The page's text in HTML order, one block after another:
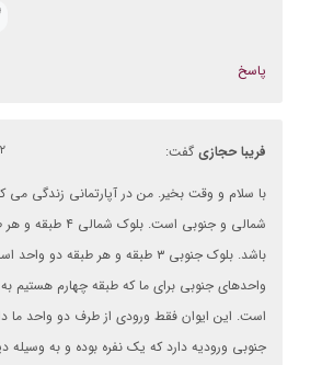
پاسخ
فریبا حجازی گفت: ۲۲ دی
با سلام و وقت بخیر. من در آپارتمانی زندگی می
باشد. بلوک جنوبی ۳ طبقه و هر طبقه
واحدهای جنوبی برای ما که طبقه چهارم هستیم
است. این ایوان فقط ورودی از طرف دو واحد ما
جنوبی ورودیه دارد که یک نفره بوده و به وسیله